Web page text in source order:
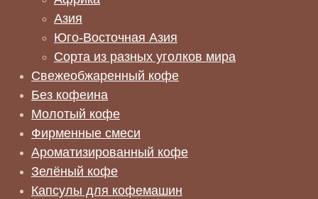
Азия
Юго-Восточная Азия
Сорта из разных уголков мира
Свежеобжаренный кофе
Без кофеина
Молотый кофе
Фирменные смеси
Ароматизированный кофе
Зелёный кофе
Капсулы для кофемашин